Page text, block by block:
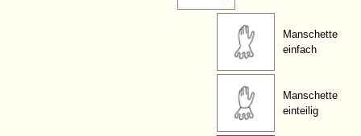
Manschette
einfach
Manschette
einteilig